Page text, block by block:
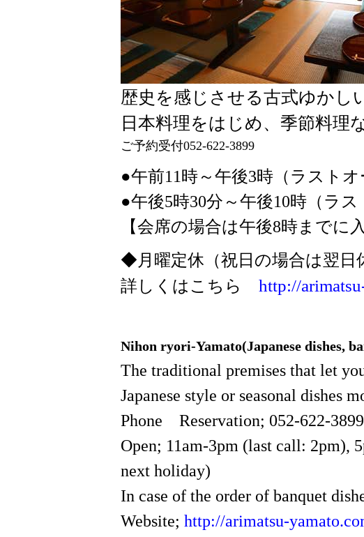
歴史を感じさせる古式ゆかし
日本料理をはじめ、季節料理
ご予約受付052-622-3899
●午前11時～午後3時（ラストオ
●午後5時30分～午後10時（ラス
【会席の場合は午後8時までに
◆月曜定休（祝日の場合は翌日
詳しくはこちら http://
Nihon ryori-Yamato(Japanese dishes,
The traditional premises that let
Japanese style or seasonal dishes
Phone Reservation; 052-622-3899
Open; 11am-3pm (last call: 2pm),
next holiday)
In case of the order of banquet
Website; http://arimatsu-